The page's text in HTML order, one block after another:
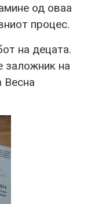
од оваа
процес.
на децата.
заложник на
Весна